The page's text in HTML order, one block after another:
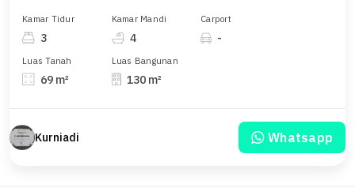
Kamar Tidur
3
Kamar Mandi
4
Carport
-
Luas Tanah
69 m²
Luas Bangunan
130 m²
Kurniadi Whatsapp